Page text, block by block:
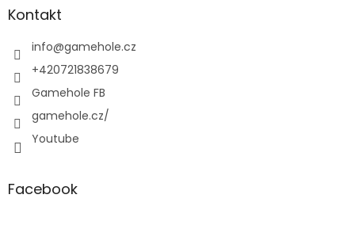
aKontakt
info@gamehole.cz
+420721838679
Gamehole FB
gamehole.cz/
Youtube
Facebook